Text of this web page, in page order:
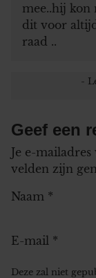
mee..hij kon
dit voor
raad ..
Geef een
Je e-
velden zijn
Naam *
E-mail *
Deze zal niet